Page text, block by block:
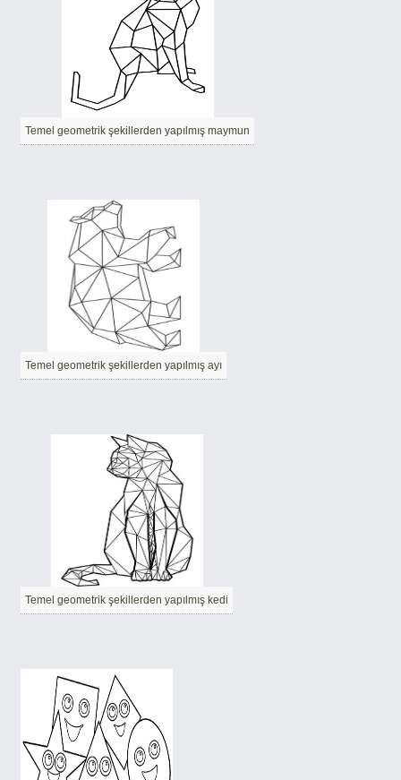
Temel geometrik şekillerden yapılmış maymun
Temel geometrik şekillerden yapılmış ayı
Temel geometrik şekillerden yapılmış kedi